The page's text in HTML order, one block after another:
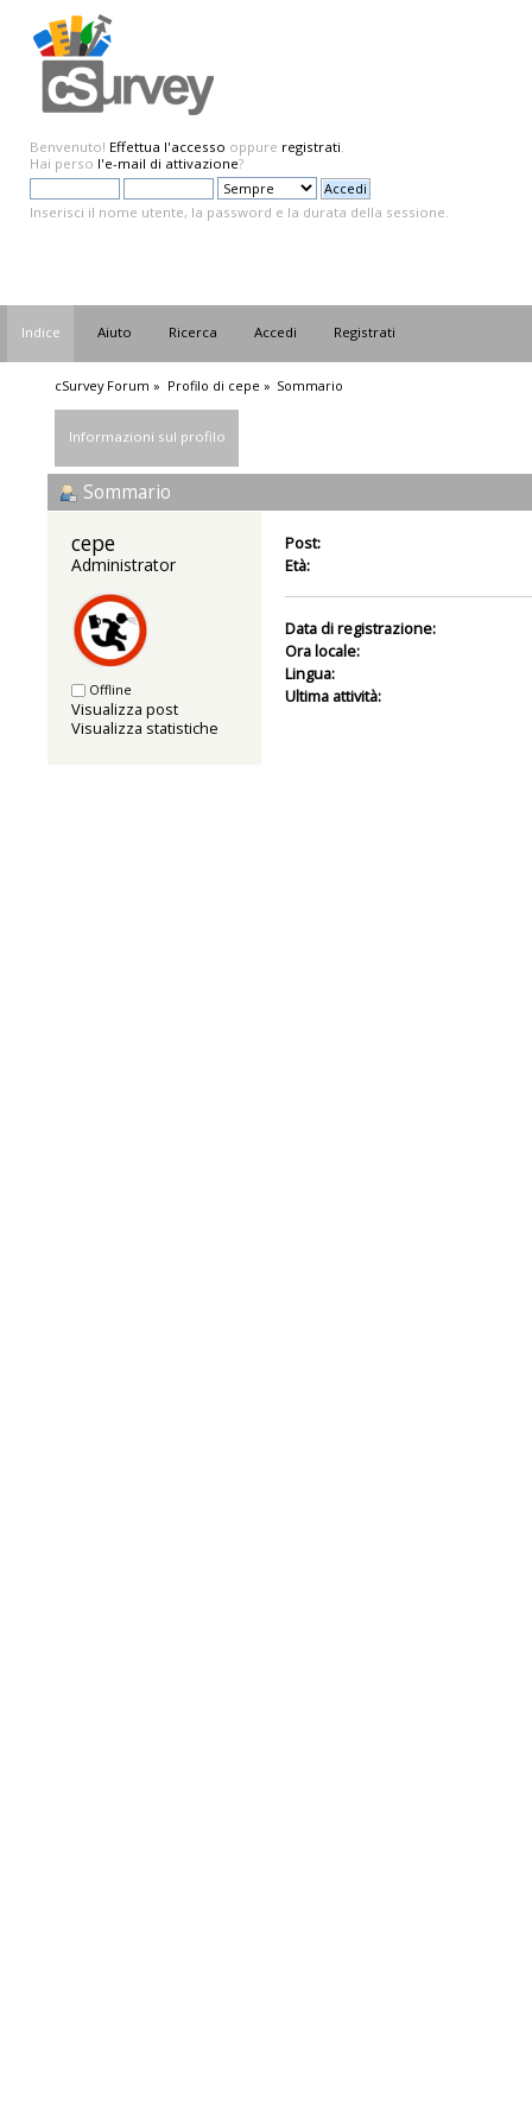
Benvenuto! Effettua l'accesso oppure registrati.
Hai perso l'e-mail di attivazione?
Inserisci il nome utente, la password e la durata della sessione.
Indice Aiuto Ricerca Accedi Registrati
cSurvey Forum » Profilo di cepe » Sommario
Informazioni sul profilo
Sommario
cepe
Administrator
Offline
Visualizza post
Visualizza statistiche
Post:
Età:
Data di registrazione:
Ora locale:
Lingua:
Ultima attività: